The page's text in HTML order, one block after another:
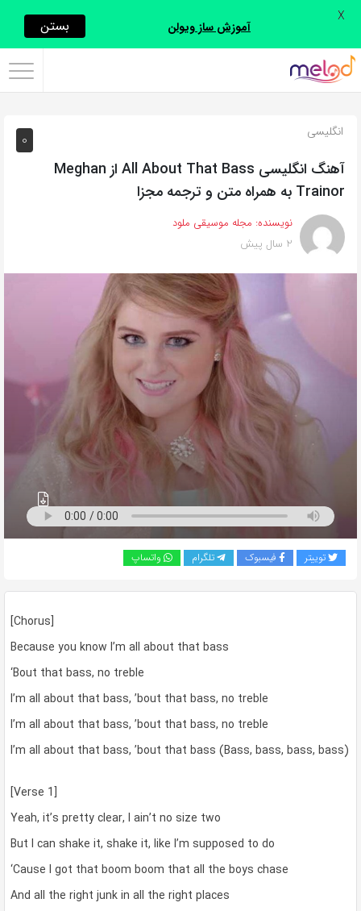
اشتراک
با
روش‌های
زیر
این
صفحه
را
بگذارید.
0 انگلیسی
آهنگ انگلیسی All About That Bass از Meghan
Trainor به همراه متن و ترجمه مجزا
نویسنده: مجله موسیقی ملود
2 سال پیش
توییتر فیسبوک تلگرام واتساپ
[Chorus]
Because you know I’m all about that bass
‘Bout that bass, no treble
I’m all about that bass, ’bout that bass, no treble
I’m all about that bass, ’bout that bass, no treble
I’m all about that bass, ’bout that bass (Bass, bass, bass, bass)
[Verse 1]
Yeah, it’s pretty clear, I ain’t no size two
But I can shake it, shake it, like I’m supposed to do
‘Cause I got that boom boom that all the boys chase
And all the right junk in all the right places
آموزش ساز ویولن بستن X